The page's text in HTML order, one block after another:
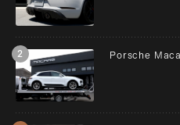
Porsche